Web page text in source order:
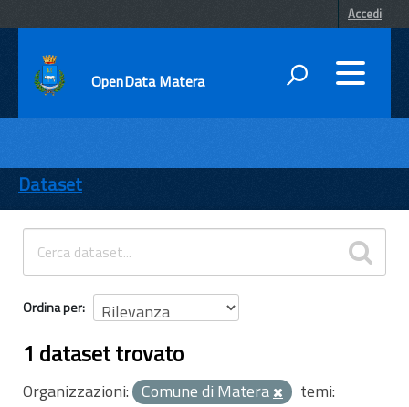
Accedi
OpenData Matera
ENTI
TEMI
INFORMAZIONI
Dataset
Ordina per
1 dataset trovato
Organizzazioni: Comune di Matera
temi: